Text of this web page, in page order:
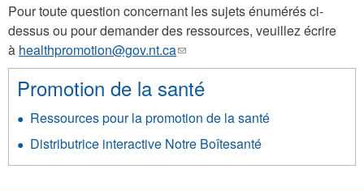
Pour toute question concernant les sujets énumérés ci-
dessus ou pour demander des ressources, veuillez écrire
à healthpromotion@gov.nt.ca(le
lien
envoie
courriel)
Promotion de la santé
Ressources pour la promotion de la santé
Distributrice interactive Notre Boîtesanté